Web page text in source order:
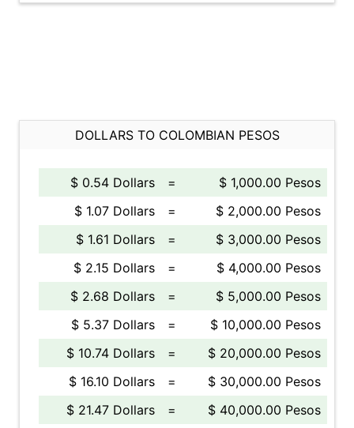
DOLLARS TO COLOMBIAN PESOS
$ 0.54 Dollars =
$ 1,000.00 Pesos
$ 1.07 Dollars
=
$ 2,000.00 Pesos
$ 1.61 Dollars
=
$ 3,000.00 Pesos
$ 2.15 Dollars
=
$ 4,000.00 Pesos
$ 2.68 Dollars
=
$ 5,000.00 Pesos
$ 5.37 Dollars
=
$ 10,000.00 Pesos
$ 10.74 Dollars
=
$ 20,000.00 Pesos
$ 16.10 Dollars
=
$ 30,000.00 Pesos
$ 21.47 Dollars
= $ 40,000.00 Pesos